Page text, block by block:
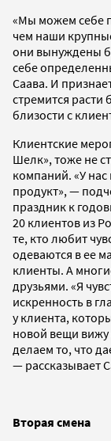
«Мы можем себе
чем наши
они вынуждены
себе
Саава. И
стремится
близости с
Клиентские
Шелк», тоже не
компаний. «У нас
продукт», —
праздник к
20 клиентов из
те, кто любит
одеваются в ее
клиенты. А
друзьями. «Я
искренность в
у клиента,
новой вещи
делаем то, что
— рассказывает
Вторая смена